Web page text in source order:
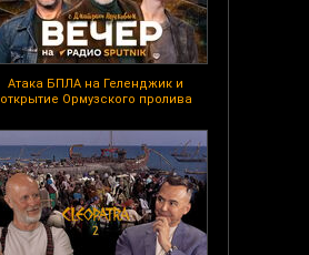
Атака БПЛА на Геленджик и
открытие Ормузского пролива